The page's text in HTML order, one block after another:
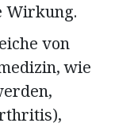
Wirkung.
von
wie